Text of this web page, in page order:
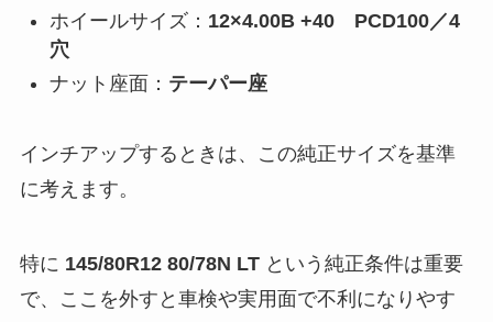
ホイールサイズ： 12×4.00B +40 PCD100／4
穴
ナット座面： テーパー座
インチアップするときは、この純正サイズを基準
に考えます。
特に 145/80R12 80/78N LTという純正条件は重要
で、ここを外すと車検や実用面で不利になりやす